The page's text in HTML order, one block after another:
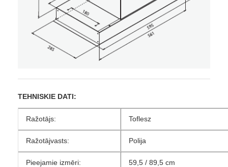
TEHNISKIE DATI:
Ražotājs: Toflesz
Ražotājvasts: Polija
Pieejamie izmēri: 59,5 / 89,5 cm